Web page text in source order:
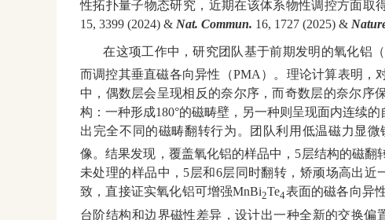
性拓扑量子物态研究，近期在该体系物性调控方面取
15, 3399 (2024) & Nat. Commun. 16, 1727 (2025) &
在这项工作中，研究团队基于前期发明的氧化铝
而调控其垂直磁各向异性（PMA）。理论计算表明，
中，偶数层会呈现相反的奈尔序，而奇数层的奈尔序
构：一种形成180°的磁畴壁，另一种则呈现面内连续
出完全不同的磁畴翻转行为。团队利用低温磁力显
像。结果发现，覆盖氧化铝的样品中，5层结构的磁翻
未处理的样品中，5层和6层同时翻转，矫顽场高出
致，直接证实氧化铝可增强MnBi2Te4表面的磁各向异
台阶结构和边界磁性差异，设计出一种全新的交换